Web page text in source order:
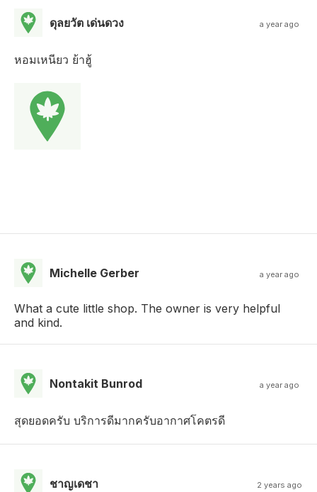
ดุลยวัต เด่นดวง a year ago
หอมเหนียว ย้าฮู้
Michelle Gerber a year ago
What a cute little shop. The owner is very helpful
and kind.
Nontakit Bunrod a year ago
สุดยอดครับ บริการดีมากครับอากาศโคตรดี
ชาญเดชา 2 years ago